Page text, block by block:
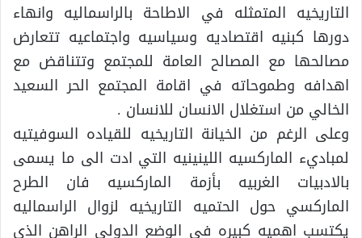
التاريخيه المتمثله في الاطاحة بالراسماليه وانهاء
دورها كبنيه اقتصاديه وسياسيه واجتماعيه تتعارض
مصالحها مع المصالح العامة للمجتمع وتتناقض مع
اهدافه وطموحاته في اقامة المجتمع الحر السعيد
الخالي من استغلال الانسان للانسان .
وعلى الرغم من الخيانة التاريخيه للقياده السوفيتيه
لمباديء الماركسيه اللينينيه التي ادت الى ما يسمى
بالادبيات الغربيه بأزمة الماركسيه فان الطرح
الماركسي حول الحتميه التاريخيه لزوال الراسماليه
يكتسب اهميه كبيره في الوضع الدولي الراهن الذي